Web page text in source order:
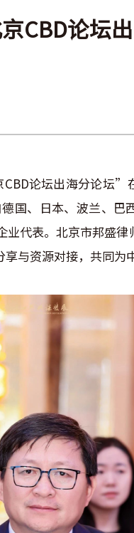
CBD论坛
论坛出海分论坛”
、日本、波兰、巴
业代表。北京市邦
与资源对接，共同为